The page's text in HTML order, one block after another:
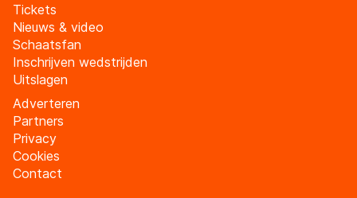
Tickets
Nieuws & video
Schaatsfan
Inschrijven wedstrijden
Uitslagen
Adverteren
Partners
Privacy
Cookies
Contact